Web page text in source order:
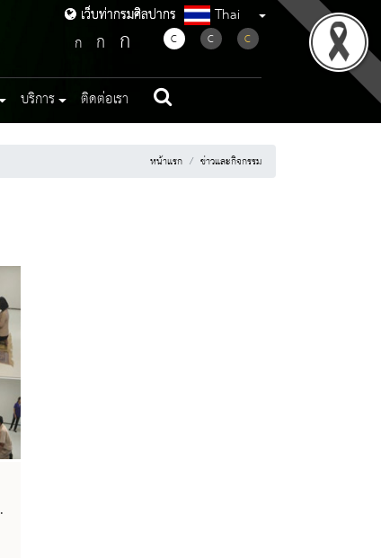
เว็บท่ากรมศิลปากร
เว็บท่ากรมศิลปากร Thai
ก ก ก C C C
บริการ ติดต่อเรา
หน้าแรก ข่าวและกิจกรรม